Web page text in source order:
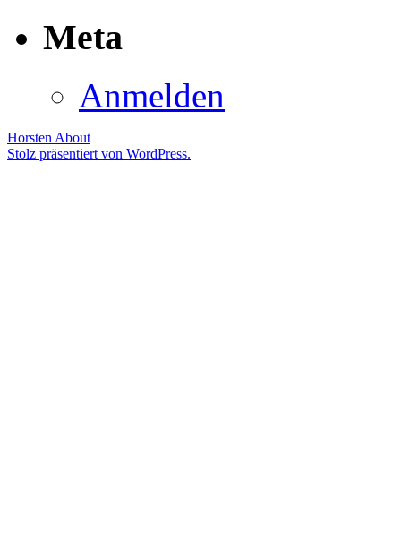
Meta
Anmelden
Horsten About
Stolz präsentiert von WordPress.